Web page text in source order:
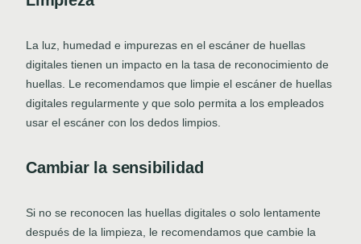
La luz, humedad e impurezas en el escáner de huellas
digitales tienen un impacto en la tasa de reconocimiento de
huellas. Le recomendamos que limpie el escáner de huellas
digitales regularmente y que solo permita a los empleados
usar el escáner con los dedos limpios.
Cambiar la sensibilidad
Si no se reconocen las huellas digitales o solo lentamente
después de la limpieza, le recomendamos que cambie la